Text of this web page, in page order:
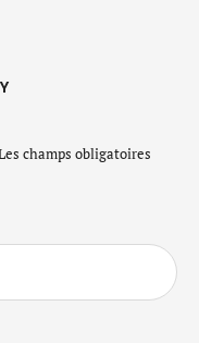
champs obligatoires